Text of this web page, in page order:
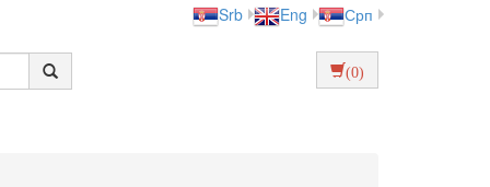
Srb Eng Срп
(0)